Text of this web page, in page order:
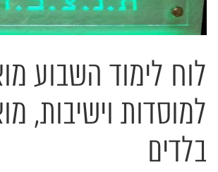
לוח לימוד השבוע
למוסדות וישיבות,
בלדים